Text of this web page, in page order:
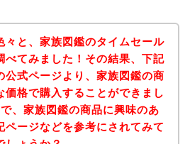
々と、家族図鑑のタイムセール
べてみました！その結果、下記
公式ページより、家族図鑑の商
価格で購入することができまし
、家族図鑑の商品に興味のあ
ページなどを参考にされてみて